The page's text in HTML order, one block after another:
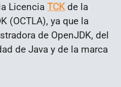
Licencia TCKde la
(OCTLA), ya que la
de OpenJDK, del
de Java y de la marca